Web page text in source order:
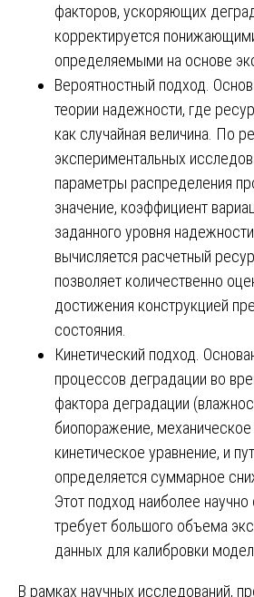
факторов, ускоряющих
корректируется
определяемыми на основе
Вероятностный подход.
теории надежности, где
как случайная величина. По
экспериментальных
параметры распределения
значение, коэффициент
заданного уровня
вычисляется расчетный
позволяет количественно
достижения конструкцией
состояния.
Кинетический подход.
процессов деградации во
фактора деградации
биопоражение, механическое
кинетическое уравнение, и
определяется суммарное
Этот подход наиболее научно
требует большого объема
данных для калибровки
В рамках научных исследований,